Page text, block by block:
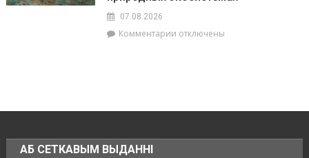
счетов
населением
07.08.2026
Комментарии к
что
начала
отключены
АБ СЕТКАВЫМ ВЫДАННІ